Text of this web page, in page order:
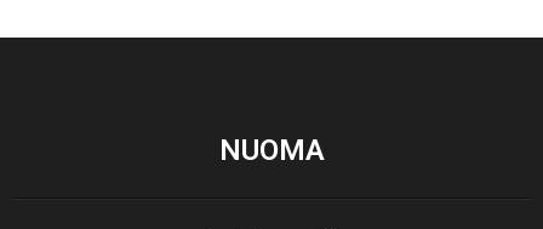
NUOMA